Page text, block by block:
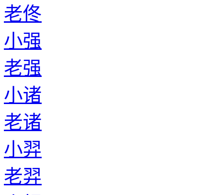
老佟
小强
老强
小诸
老诸
小羿
老羿